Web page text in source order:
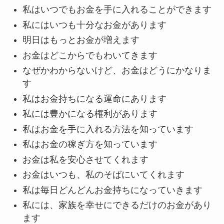
私はいつでもお金を手に入れることができます
私にはいつも十分なお金があります
明日はもっとお金が増えます
お金はどこからでもわいてきます
なぜかわからないけど、お金はどうにかなりま
す
私はお金持ちになる運命にあります
私には豊かになる権利があります
私はお金を手に入れる方法を知っています
私はお金の稼ぎ方を知っています
お金は私を安心させてくれます
お金はいつも、私のそばにいてくれます
私は毎日どんどんお金持ちになっていきます
私には、家族を幸せにできるだけのお金があり
ます